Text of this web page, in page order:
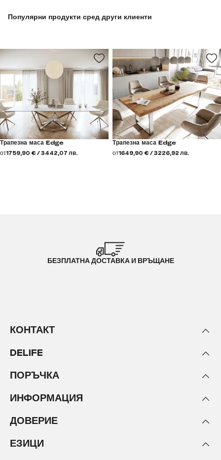
Популярни продукти сред други клиенти
Трапезна маса Edge
от1759,90 € / 3442,07 лв.
Трапезна маса Edge
от1649,90 € / 3226,92 лв.
БЕЗПЛАТНА ДОСТАВКА И ВРЪЩАНЕ
КОНТАКТ
DELIFE
ПОРЪЧКА
ИНФОРМАЦИЯ
ДОВЕРИЕ
ЕЗИЦИ